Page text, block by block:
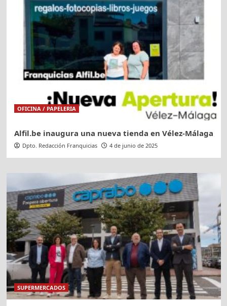
OFICINA / PAPELERIA
Alfil.be inaugura una nueva tienda en Vélez-Málaga
Dpto. Redacción Franquicias 4 de junio de 2025
SUPERMERCADOS